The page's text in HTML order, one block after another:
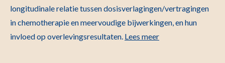
longitudinale relatie tussen dosisverlagingen/vertragingen
in chemotherapie en meervoudige bijwerkingen, en hun
invloed op overlevingsresultaten. Lees meer